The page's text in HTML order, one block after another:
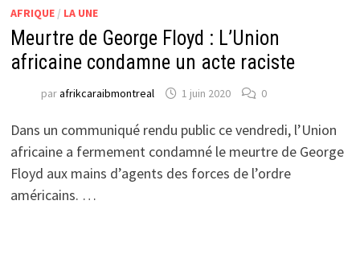
AFRIQUE/ LA UNE
Meurtre de George Floyd : L’Union
africaine condamne un acte raciste
parafrikcaraibmontreal 1 juin 2020 0
Dans un communiqué rendu public ce vendredi, l’Union
africaine a fermement condamné le meurtre de George
Floyd aux mains d’agents des forces de l’ordre
américains. …